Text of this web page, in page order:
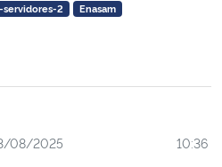
Direitos Humanos
servidores-2
Enasam
08/2025 10:36